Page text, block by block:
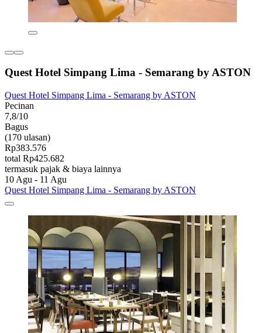
Quest Hotel Simpang Lima - Semarang by ASTON
Quest Hotel Simpang Lima - Semarang by ASTON
Pecinan
7,8/10
Bagus
(170 ulasan)
Rp383.576
total Rp425.682
termasuk pajak & biaya lainnya
10 Agu - 11 Agu
Quest Hotel Simpang Lima - Semarang by ASTON